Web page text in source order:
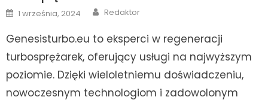
Posted
on
1 września, 2024 Author
Redaktor
Genesisturbo.eu to eksperci w regeneracji
turbosprężarek, oferujący usługi na najwyższym
poziomie. Dzięki wieloletniemu doświadczeniu,
nowoczesnym technologiom i zadowolonym